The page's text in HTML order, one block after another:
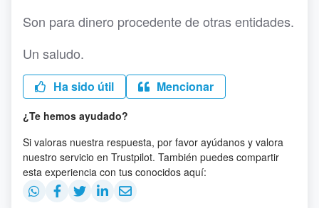
Son para dinero procedente de otras entidades.
Un saludo.
Ha sido útil Mencionar
¿Te hemos ayudado?
Si valoras nuestra respuesta, por favor ayúdanos y valora
nuestro servicio en Trustpilot. También puedes compartir
esta experiencia con tus conocidos aquí: